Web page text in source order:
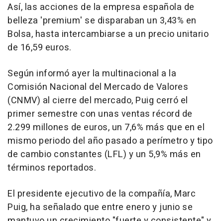
Así, las acciones de la empresa española de
belleza 'premium' se disparaban un 3,43% en
Bolsa, hasta intercambiarse a un precio unitario
de 16,59 euros.
Según informó ayer la multinacional a la
Comisión Nacional del Mercado de Valores
(CNMV) al cierre del mercado, Puig cerró el
primer semestre con unas ventas récord de
2.299 millones de euros, un 7,6% más que en el
mismo periodo del año pasado a perímetro y tipo
de cambio constantes (LFL) y un 5,9% más en
términos reportados.
El presidente ejecutivo de la compañía, Marc
Puig, ha señalado que entre enero y junio se